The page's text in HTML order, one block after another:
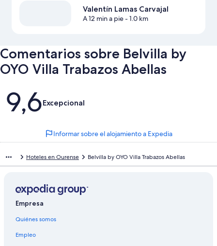
Valentín Lamas Carvajal
A 12 min a pie- 1.0 km
Comentarios sobre Belvilla by
OYO Villa Trabazos Abellas
Comentarios
9,6Excepcional
Informar sobre el alojamiento a Expedia
Hoteles en Ourense Belvilla by OYO Villa Trabazos Abellas
Empresa
Quiénes somos
Empleo